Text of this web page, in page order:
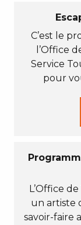
C’est le
l’Office
Service
pour
L’Office
un artiste
savoir-faire